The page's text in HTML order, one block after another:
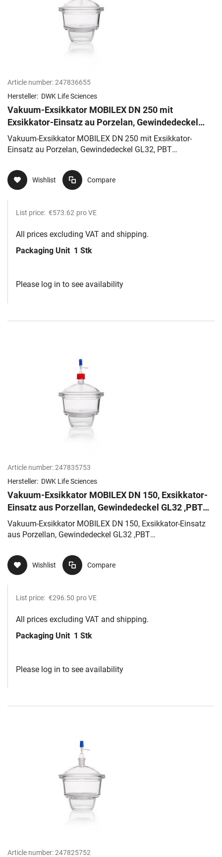
Article number:247836655
Hersteller: DWK Life Sciences
Vakuum-Exsikkator MOBILEX DN 250 mit
Exsikkator-Einsatz au Porzelan, Gewindedeckel
GL32, PBT Schraubverschluss
Vakuum-Exsikkator MOBILEX DN 250 mit Exsikkator-
Einsatz au Porzelan, Gewindedeckel GL32, PBT
Wishlist Compare
List price: €573.62 pro VE
All prices excluding VAT and shipping.
Packaging Unit 1 Stk
Please log in to see availability
Article number:247835753
Hersteller: DWK Life Sciences
Vakuum-Exsikkator MOBILEX DN 150, Exsikkator-
Einsatz aus Porzellan, Gewindedeckel GL32 ,PBT
Schraubverschluss
Vakuum-Exsikkator MOBILEX DN 150, Exsikkator-Einsatz
aus Porzellan, Gewindedeckel GL32 ,PBT
Wishlist Compare
List price: €296.50 pro VE
All prices excluding VAT and shipping.
Packaging Unit 1 Stk
Please log in to see availability
Article number:247825752